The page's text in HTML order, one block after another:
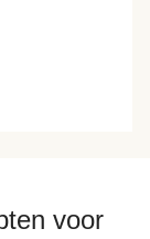
voor